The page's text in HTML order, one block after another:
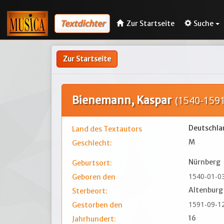
Textdichter Zur Startseite Suche
Zur Startseite
Bienemann, Kaspar(1540-
Land des Textautors
Geschlecht:
M
Geburtsort:
Nürnberg
Geboren den
1540-01-
Sterbeort:
Altenburg
Gestorben den
1591-09-
Jahrhundert: 16